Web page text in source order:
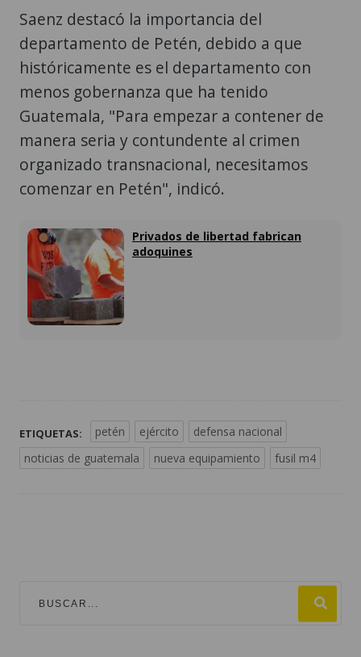
Saenz destacó la importancia del
departamento de Petén, debido a que
históricamente es el departamento con
menos gobernanza que ha tenido
Guatemala, "Para empezar a contener de
manera seria y contundente al crimen
organizado transnacional, necesitamos
comenzar en Petén", indicó.
Privados de libertad fabrican
adoquines
ETIQUETAS: petén ejército
defensa nacional
noticias de guatemala
nueva equipamiento fusil m4